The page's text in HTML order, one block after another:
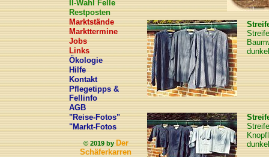
II-Wahl Felle
Restposten
Marktstände
Markttermine
Jobs
Links
Ökologie
Hilfe
Kontakt
Pflegetipps &
Fellinfo
AGB
"Reise-Fotos"
"Markt-Fotos
© 2019 byDer
Schäferkarren